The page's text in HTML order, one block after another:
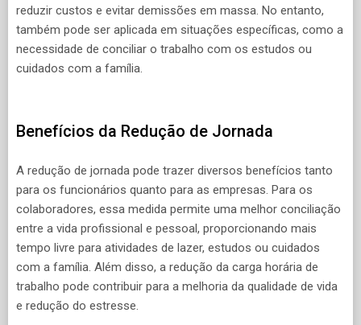
reduzir custos e evitar demissões em massa. No entanto,
também pode ser aplicada em situações específicas, como a
necessidade de conciliar o trabalho com os estudos ou
cuidados com a família.
Benefícios da Redução de Jornada
A redução de jornada pode trazer diversos benefícios tanto
para os funcionários quanto para as empresas. Para os
colaboradores, essa medida permite uma melhor conciliação
entre a vida profissional e pessoal, proporcionando mais
tempo livre para atividades de lazer, estudos ou cuidados
com a família. Além disso, a redução da carga horária de
trabalho pode contribuir para a melhoria da qualidade de vida
e redução do estresse.